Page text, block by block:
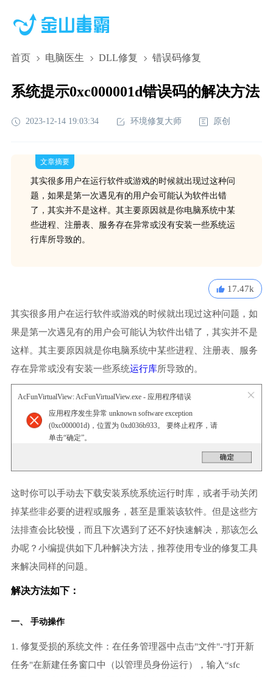
首页 电脑医生 DLL修复 错误码修复
系统提示0xc000001d错误码的解决方法
2023-12-14 19:03:34 环境修复大师 原创
文章摘要
其实很多用户在运行软件或游戏的时候就出现过这种问
题，如果是第一次遇见有的用户会可能认为软件出错
了，其实并不是这样。其主要原因就是你电脑系统中某
些进程、注册表、服务存在异常或没有安装一些系统运
行库所导致的。
17.47k
其实很多用户在运行软件或游戏的时候就出现过这种问题，如
果是第一次遇见有的用户会可能认为软件出错了，其实并不是
这样。其主要原因就是你电脑系统中某些进程、注册表、服务
存在异常或没有安装一些系统运行库所导致的。
AcFunVirtualView: AcFunVirtualView.exe - 应用程序错误
应用程序发生异常 unknown software exception
(0xc000001d)，位置为 0xd036b933。 要终止程序，请
单击“确定”。
这时你可以手动去下载安装系统系统运行时库，或者手动关闭
掉某些非必要的进程或服务，甚至是重装该软件。但是这些方
法排查会比较慢，而且下次遇到了还不好快速解决，那该怎么
办呢？小编提供如下几种解决方法，推荐使用专业的修复工具
来解决同样的问题。
解决方法如下：
一、 手动操作
1. 修复受损的系统文件：在任务管理器中点击"文件"-"打开新
任务"在新建任务窗口中（以管理员身份运行），输入“sfc